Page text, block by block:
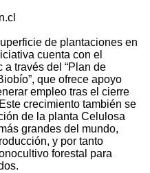
de plantaciones en
cuenta con el
través del “Plan de
que ofrece apoyo
empleo tras el cierre
crecimiento también se
de la planta Celulosa
grandes del mundo,
y por tanto
forestal para